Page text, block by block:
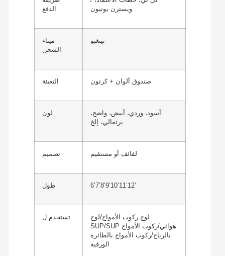
الدفع
ويسترن يونيون
ميناء
الشحن
نينغبو
التعبئة صندوق ألوان + كرتون
لون
أسود، وردي، أبيض، واضح،
برتقالي، إلخ.
تصميم لفائف أو مستقيم
طول 6’7’8’9’10’11’12’
تستخدم ل
لوح ركوب الأمواج/لوح
SUP/SUP هوائي/ركوب الأمواج
بالرياح/ركوب الأمواج بالطائرة